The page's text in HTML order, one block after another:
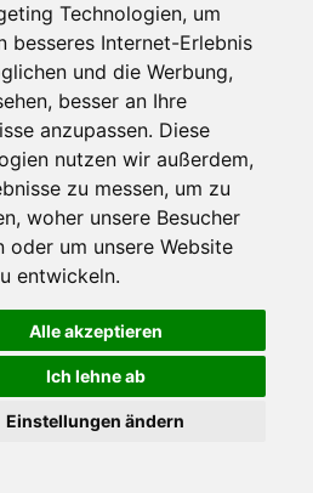
Technologien, um
besseres Internet-Erlebnis
und die Werbung,
besser an Ihre
anzupassen. Diese
nutzen wir außerdem,
zu messen, um zu
woher unsere Besucher
oder um unsere Website
entwickeln.
Alle akzeptieren
Ich lehne ab
Einstellungen ändern
that help us give you the best experience of
you are agreeing to it.
YouTube
Google+
© Copyright 2026